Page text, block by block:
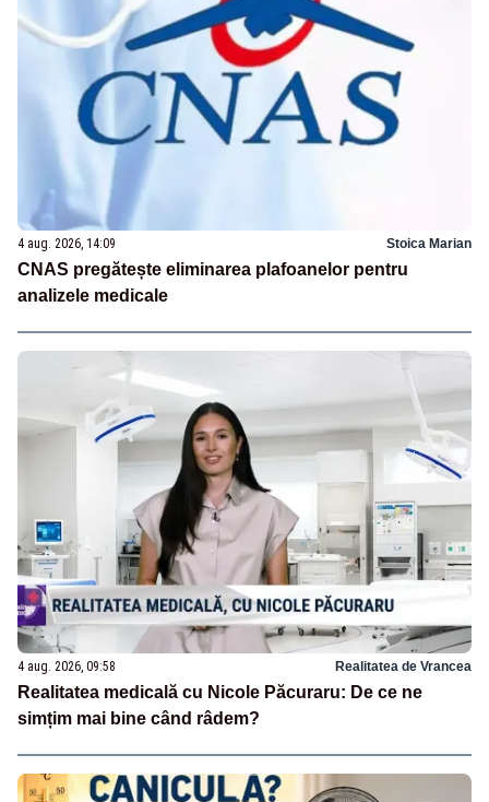
4 aug. 2026, 14:09 Stoica Marian
CNAS pregătește eliminarea plafoanelor pentru
analizele medicale
4 aug. 2026, 09:58 Realitatea de Vrancea
Realitatea medicală cu Nicole Păcuraru: De ce ne
simțim mai bine când râdem?